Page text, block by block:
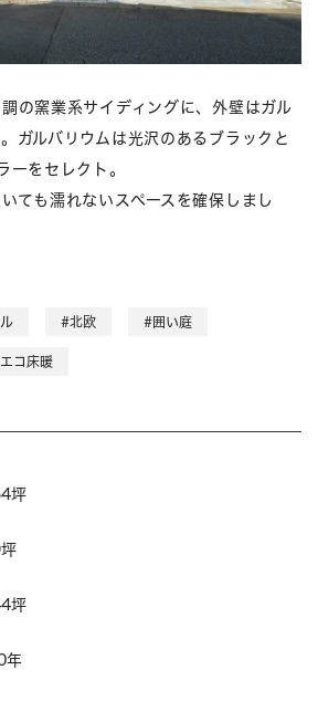
の窯業系サイディングに、外壁はガル
ガルバリウムは光沢のあるブラックと
ーをセレクト。
ても濡れないスペースを確保しまし
#北欧 #囲い庭
コ床暖
坪
坪
年